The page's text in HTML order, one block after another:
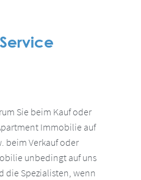
Sie beim Kauf oder
Immobilie auf
beim Verkauf oder
unbedingt auf uns
die Spezialisten, wenn